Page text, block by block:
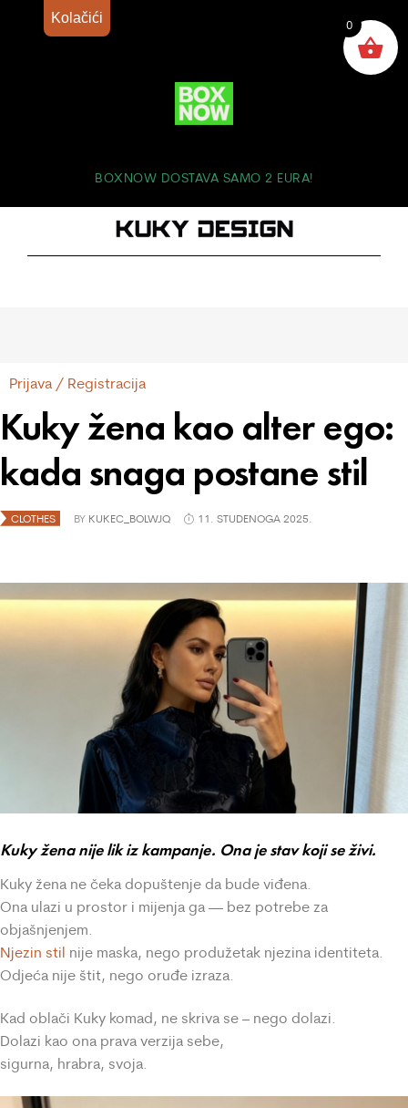
BOXNOW DOSTAVA SAMO 2 EURA!
Prijava / Registracija
Kuky žena kao alter ego:
kada snaga postane stil
CLOTHES BY KUKEC_BOLWJQ 11. STUDENOGA 2025.
Kuky žena nije lik iz kampanje. Ona je stav koji se živi.
Kuky žena ne čeka dopuštenje da bude viđena.
Ona ulazi u prostor i mijenja ga — bez potrebe za
objašnjenjem.
Njezin stil nije maska, nego produžetak njezina identiteta.
Odjeća nije štit, nego oruđe izraza.
Kad oblači Kuky komad, ne skriva se – nego dolazi.
Dolazi kao ona prava verzija sebe,
sigurna, hrabra, svoja.
0
Kolačići